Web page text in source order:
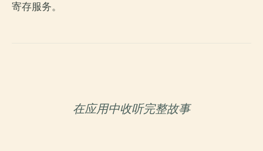
寄存服务。
在应用中收听完整故事